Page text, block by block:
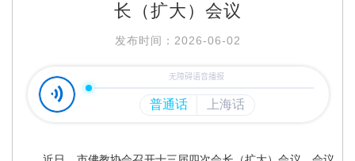
长（扩大）会议
发布时间：2026-06-02